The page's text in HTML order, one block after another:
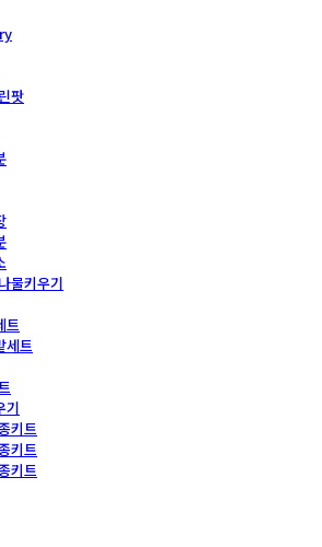
팟
물키우기
트
세트
기
키트
키트
키트